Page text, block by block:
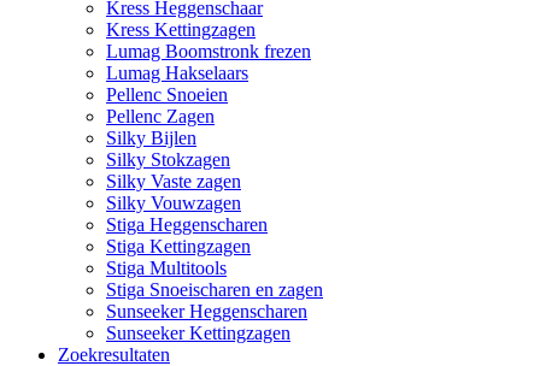
Kress Heggenschaar
Kress Kettingzagen
Lumag Boomstronk frezen
Lumag Hakselaars
Pellenc Snoeien
Pellenc Zagen
Silky Bijlen
Silky Stokzagen
Silky Vaste zagen
Silky Vouwzagen
Stiga Heggenscharen
Stiga Kettingzagen
Stiga Multitools
Stiga Snoeischaren en zagen
Sunseeker Heggenscharen
Sunseeker Kettingzagen
Zoekresultaten